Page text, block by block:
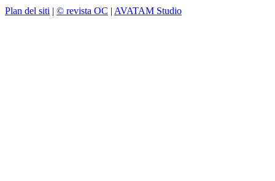
Plan del siti | © revista OC | AVATAM Studio